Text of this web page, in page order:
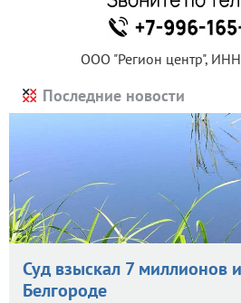
ООО "Регион центр",
Последние новости
Суд взыскал 7 миллионов
Белгороде